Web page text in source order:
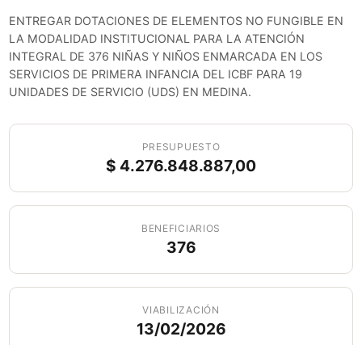
ENTREGAR DOTACIONES DE ELEMENTOS NO FUNGIBLE EN
LA MODALIDAD INSTITUCIONAL PARA LA ATENCIÓN
INTEGRAL DE 376 NIÑAS Y NIÑOS ENMARCADA EN LOS
SERVICIOS DE PRIMERA INFANCIA DEL ICBF PARA 19
UNIDADES DE SERVICIO (UDS) EN MEDINA.
PRESUPUESTO
$ 4.276.848.887,00
BENEFICIARIOS
376
VIABILIZACIÓN
13/02/2026